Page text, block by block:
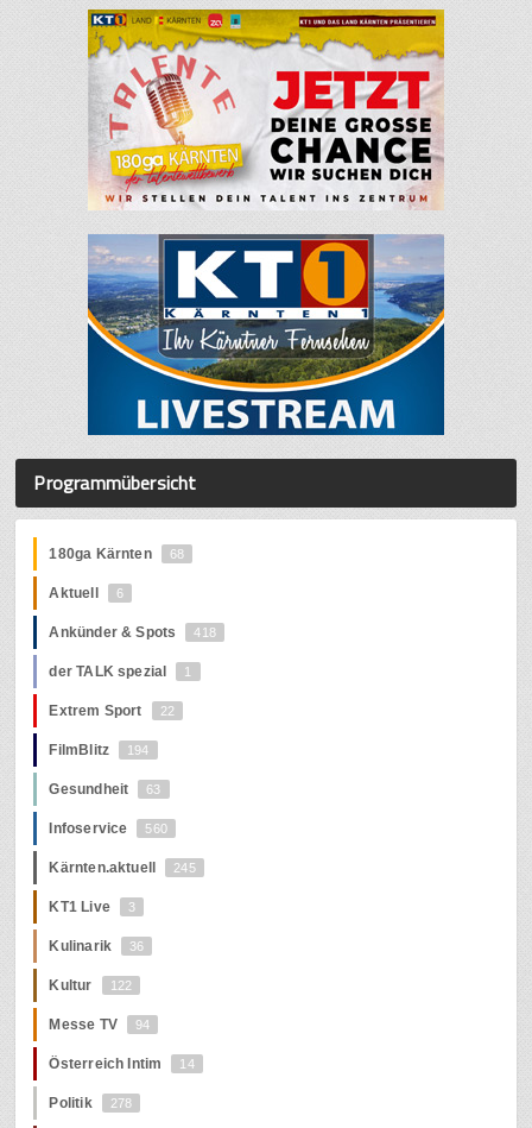
Programmübersicht
180ga Kärnten 68
Aktuell 6
Ankünder & Spots 418
der TALK spezial 1
Extrem Sport 22
FilmBlitz 194
Gesundheit 63
Infoservice 560
Kärnten.aktuell 245
KT1 Live 3
Kulinarik 36
Kultur 122
Messe TV 94
Österreich Intim 14
Politik 278